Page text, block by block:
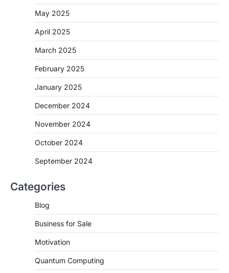
May 2025
April 2025
March 2025
February 2025
January 2025
December 2024
November 2024
October 2024
September 2024
Categories
Blog
Business for Sale
Motivation
Quantum Computing